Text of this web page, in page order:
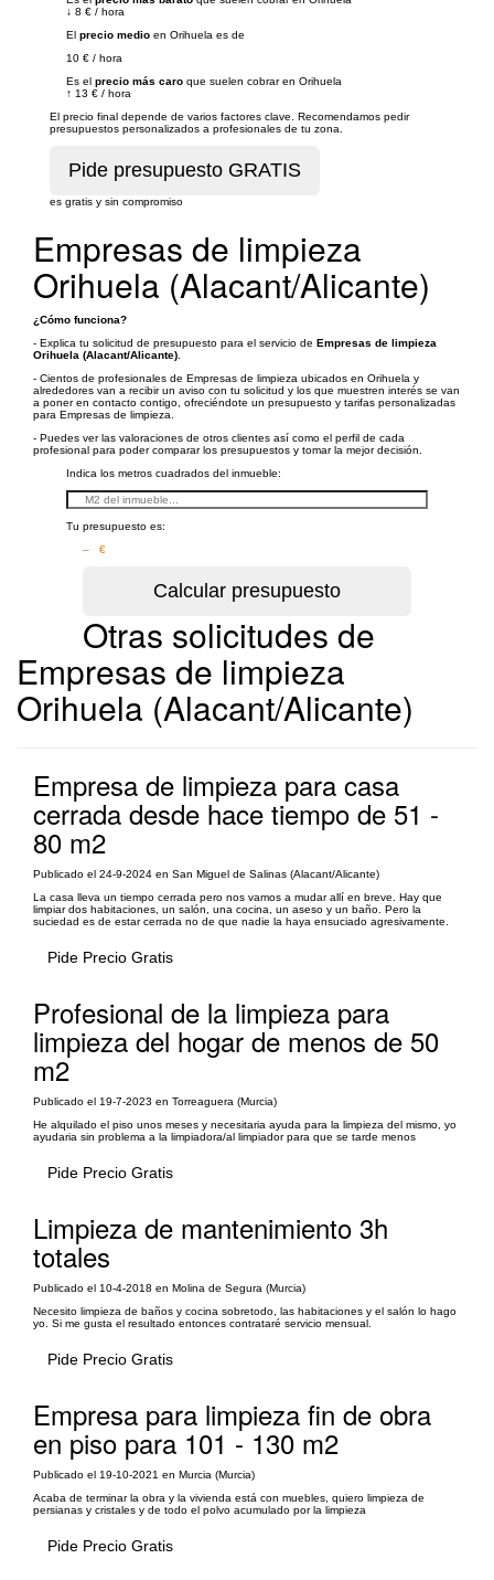
↓ 8 € / hora
El precio medio en Orihuela es de
10 € / hora
Es el precio más caro que suelen cobrar en Orihuela
↑ 13 € / hora
El precio final depende de varios factores clave. Recomendamos pedir
presupuestos personalizados a profesionales de tu zona.
es gratis y sin compromiso
Empresas de limpieza
Orihuela (Alacant/Alicante)
¿Cómo funciona?
- Explica tu solicitud de presupuesto para el servicio de Empresas de limpieza
Orihuela (Alacant/Alicante)
- Cientos de profesionales de Empresas de limpieza ubicados en Orihuela y
alrededores van a recibir un aviso con tu solicitud y los que muestren interés se van
a poner en contacto contigo, ofreciéndote un presupuesto y tarifas personalizadas
para Empresas de limpieza.
- Puedes ver las valoraciones de otros clientes así como el perfil de cada
profesional para poder comparar los presupuestos y tomar la mejor decisión.
Indica los metros cuadrados del inmueble:
Tu presupuesto es:
– €
Otras solicitudes de
Empresas de limpieza
Orihuela (Alacant/Alicante)
Empresa de limpieza para casa
cerrada desde hace tiempo de 51 -
80 m2
Publicado el 24-9-2024 en San Miguel de Salinas (Alacant/Alicante)
La casa lleva un tiempo cerrada pero nos vamos a mudar allí en breve. Hay que
limpiar dos habitaciones, un salón, una cocina, un aseso y un baño. Pero la
suciedad es de estar cerrada no de que nadie la haya ensuciado agresivamente.
Pide Precio Gratis
Profesional de la limpieza para
limpieza del hogar de menos de 50
m2
Publicado el 19-7-2023 en Torreaguera (Murcia)
He alquilado el piso unos meses y necesitaria ayuda para la limpieza del mismo, yo
ayudaria sin problema a la limpiadora/al limpiador para que se tarde menos
Pide Precio Gratis
Limpieza de mantenimiento 3h
totales
Publicado el 10-4-2018 en Molina de Segura (Murcia)
Necesito limpieza de baños y cocina sobretodo, las habitaciones y el salón lo hago
yo. Si me gusta el resultado entonces contrataré servicio mensual.
Pide Precio Gratis
Empresa para limpieza fin de obra
en piso para 101 - 130 m2
Publicado el 19-10-2021 en Murcia (Murcia)
Acaba de terminar la obra y la vivienda está con muebles, quiero limpieza de
persianas y cristales y de todo el polvo acumulado por la limpieza
Pide Precio Gratis